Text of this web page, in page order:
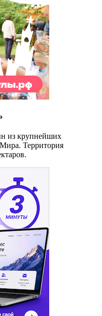
из крупнейших
Территория